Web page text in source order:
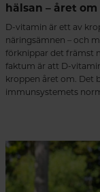
hälsan – året om
D-vitamin är ett av
näringsämnen – och
förknippar det främst
faktum är att D-
kroppen året om. Det
immunsystemets